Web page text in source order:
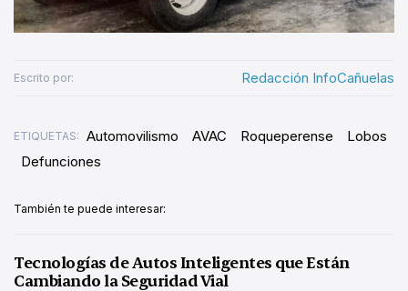
Escrito por: Redacción InfoCañuelas
ETIQUETAS: Automovilismo AVAC Roqueperense
Lobos
Defunciones
También te puede interesar:
Tecnologías de Autos Inteligentes que Están
Cambiando la Seguridad Vial